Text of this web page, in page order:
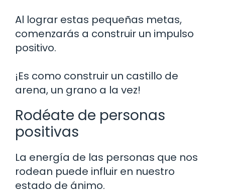
Al lograr estas pequeñas metas,
comenzarás a construir un impulso
positivo.
¡Es como construir un castillo de
arena, un grano a la vez!
Rodéate de personas
positivas
La energía de las personas que nos
rodean puede influir en nuestro
estado de ánimo.